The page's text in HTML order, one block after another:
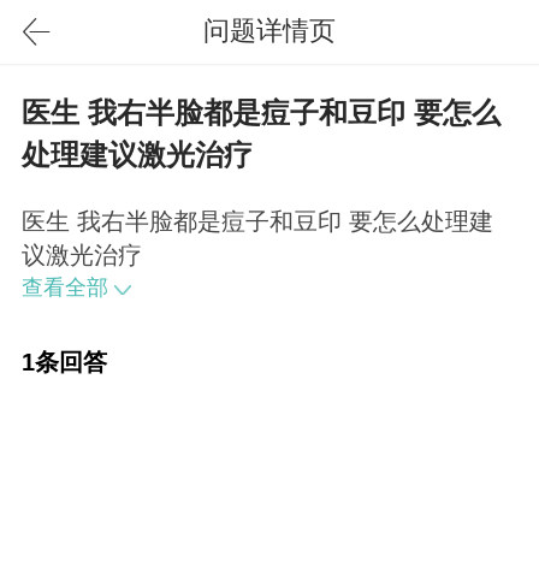
问题详情页
医生 我右半脸都是痘子和豆印 要怎么
处理建议激光治疗
医生 我右半脸都是痘子和豆印 要怎么处理建
议激光治疗
查看全部
1条回答